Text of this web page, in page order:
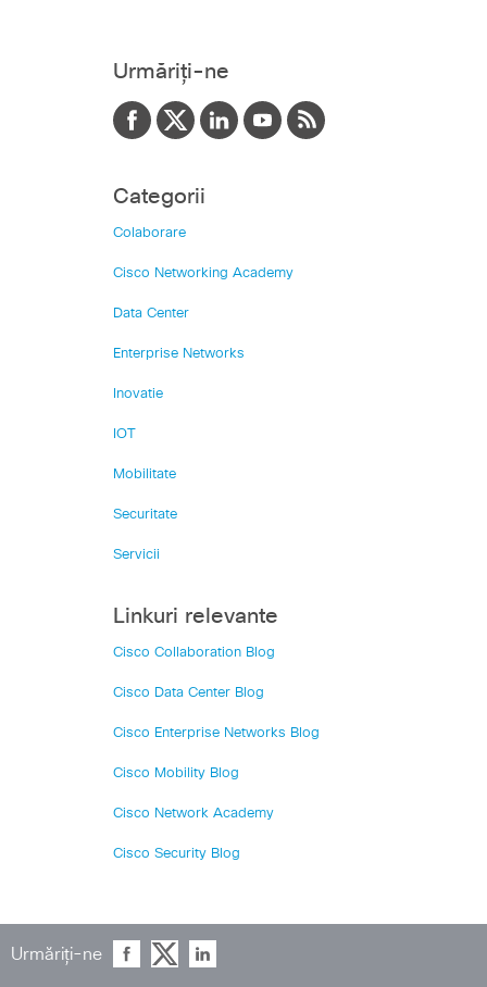
Urmăriți-ne
Categorii
Colaborare
Cisco Networking Academy
Data Center
Enterprise Networks
Inovatie
IOT
Mobilitate
Securitate
Servicii
Linkuri relevante
Cisco Collaboration Blog
Cisco Data Center Blog
Cisco Enterprise Networks Blog
Cisco Mobility Blog
Cisco Network Academy
Cisco Security Blog
Urmăriți-ne